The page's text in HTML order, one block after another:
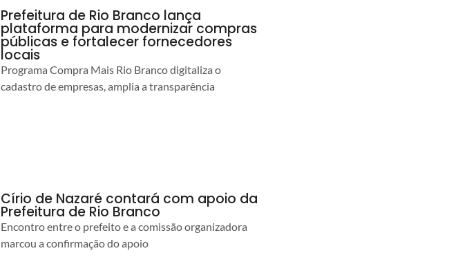
Prefeitura de Rio Branco lança
plataforma para modernizar compras
públicas e fortalecer fornecedores
locais
Programa Compra Mais Rio Branco digitaliza o
cadastro de empresas, amplia a transparência
Círio de Nazaré contará com apoio da
Prefeitura de Rio Branco
Encontro entre o prefeito e a comissão organizadora
marcou a confirmação do apoio